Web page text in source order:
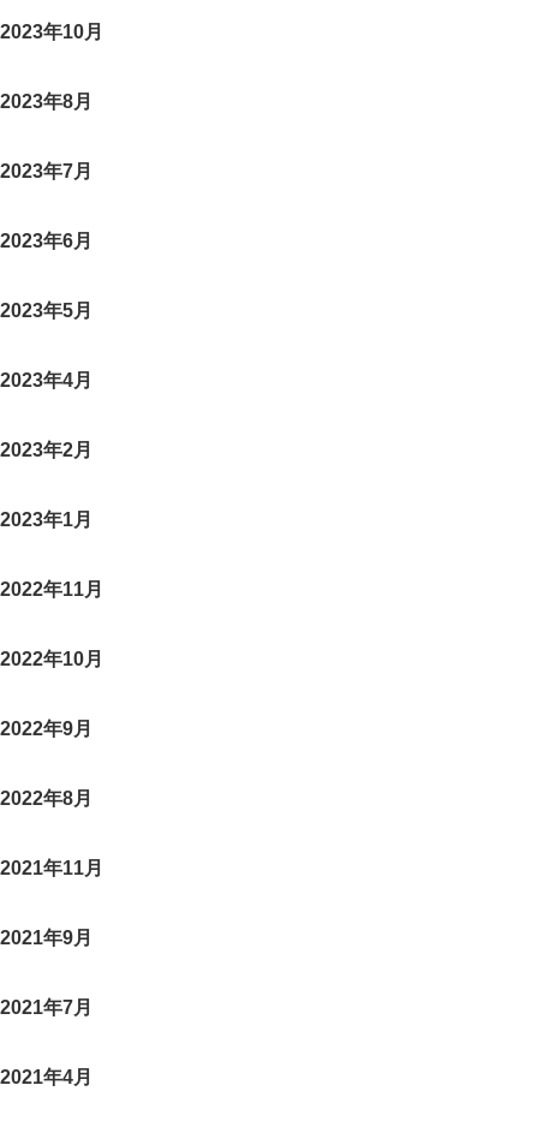
2023年10月
2023年8月
2023年7月
2023年6月
2023年5月
2023年4月
2023年2月
2023年1月
2022年11月
2022年10月
2022年9月
2022年8月
2021年11月
2021年9月
2021年7月
2021年4月